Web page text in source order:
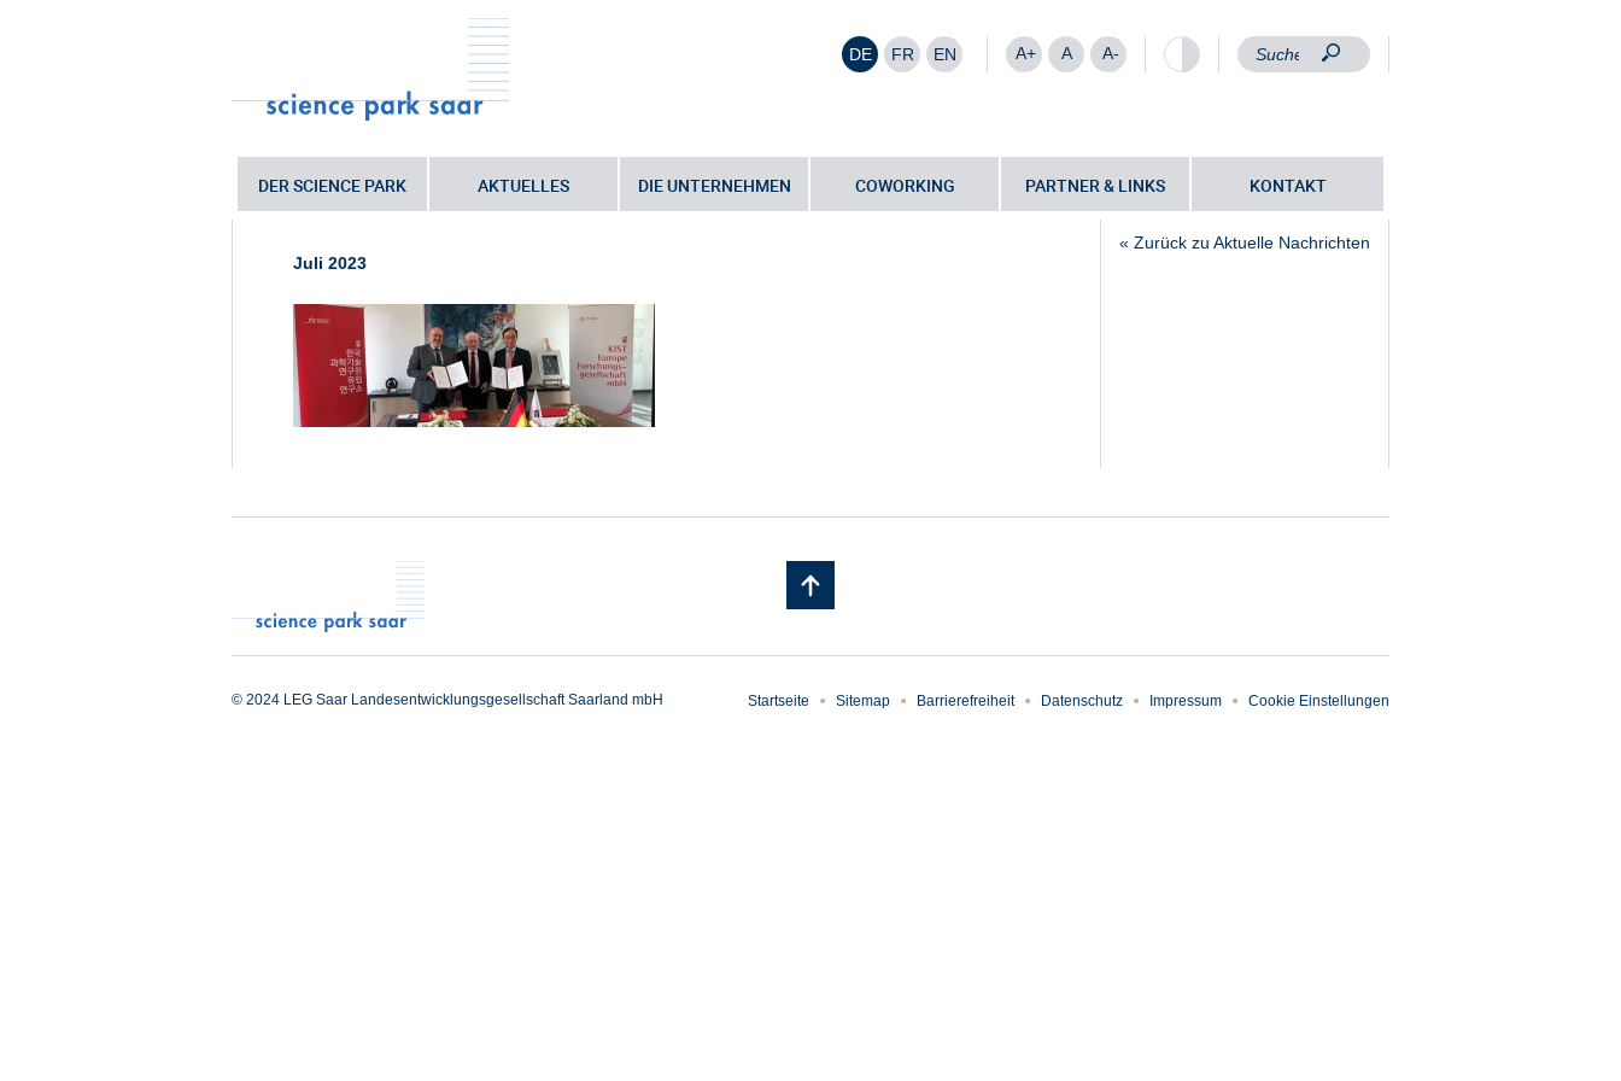
DE FR EN A+ A A-
DER SCIENCE PARK AKTUELLES DIE UNTERNEHMEN COWORKING PARTNER & LINKS KONTAKT
Sie sind hier: Startseite
Saarland intensiviert enge Zusammenarbeit mit koreanischen Institutionen und
Unternehmen •230717_gwSaarUnterzeichnungMOU_2000x680
Juli 2023
« Zurück zu Aktuelle Nachrichten
© 2024 LEG Saar Landesentwicklungsgesellschaft Saarland mbH Startseite Sitemap Barrierefreiheit Datenschutz Impressum Cookie Einstellungen